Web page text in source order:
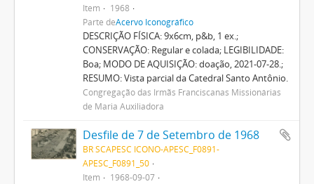
Item
1968
Parte deAcervo Iconográfico
DESCRIÇÃO FÍSICA: 9x6cm, p&b, 1 ex.;
CONSERVAÇÃO: Regular e colada; LEGIBILIDADE:
Boa; MODO DE AQUISIÇÃO: doação, 2021-07-28.;
RESUMO: Vista parcial da Catedral Santo Antônio.
Congregação das Irmãs Franciscanas Missionárias
de Maria Auxiliadora
Desfile de 7 de Setembro de 1968
BR SCAPESC ICONO-APESC_F0891-
APESC_F0891_50
Item
1968-09-07